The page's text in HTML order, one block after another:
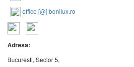
office [@] bonilux.ro
Adresa:
Bucuresti, Sector 5,